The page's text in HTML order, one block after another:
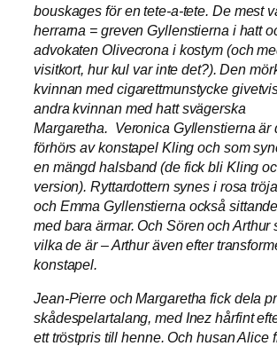
bouskages för en tete-a-tete. De mest
herrarna = greven Gyllenstierna i hatt
advokaten Olivecrona i kostym (och
visitkort, hur kul var inte det?). Den
kvinnan med cigarettmunstycke
andra kvinnan med hatt svägerska
Margaretha. Veronica Gyllenstierna är
förhörs av konstapel Kling och som
en mängd halsband (de fick bli Kling
version). Ryttardottern synes i rosa
och Emma Gyllenstierna också
med bara ärmar. Och Sören och Arthur
vilka de är – Arthur även efter
konstapel.
Jean-Pierre och Margaretha fick dela
skådespelartalang, med Inez hårfint
ett tröstpris till henne. Och husan Alice